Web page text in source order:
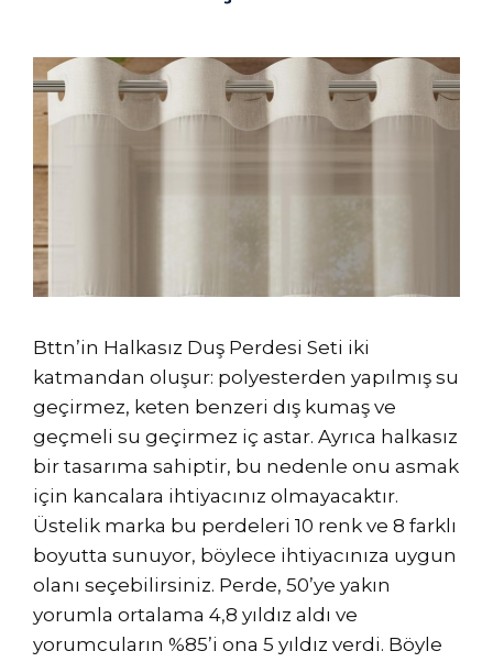
Bttn’in Halkasız Duş Perdesi Seti iki
katmandan oluşur: polyesterden yapılmış su
geçirmez, keten benzeri dış kumaş ve
geçmeli su geçirmez iç astar. Ayrıca halkasız
bir tasarıma sahiptir, bu nedenle onu asmak
için kancalara ihtiyacınız olmayacaktır.
Üstelik marka bu perdeleri 10 renk ve 8 farklı
boyutta sunuyor, böylece ihtiyacınıza uygun
olanı seçebilirsiniz. Perde, 50’ye yakın
yorumla ortalama 4,8 yıldız aldı ve
yorumcuların %85’i ona 5 yıldız verdi. Böyle